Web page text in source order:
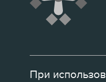
При